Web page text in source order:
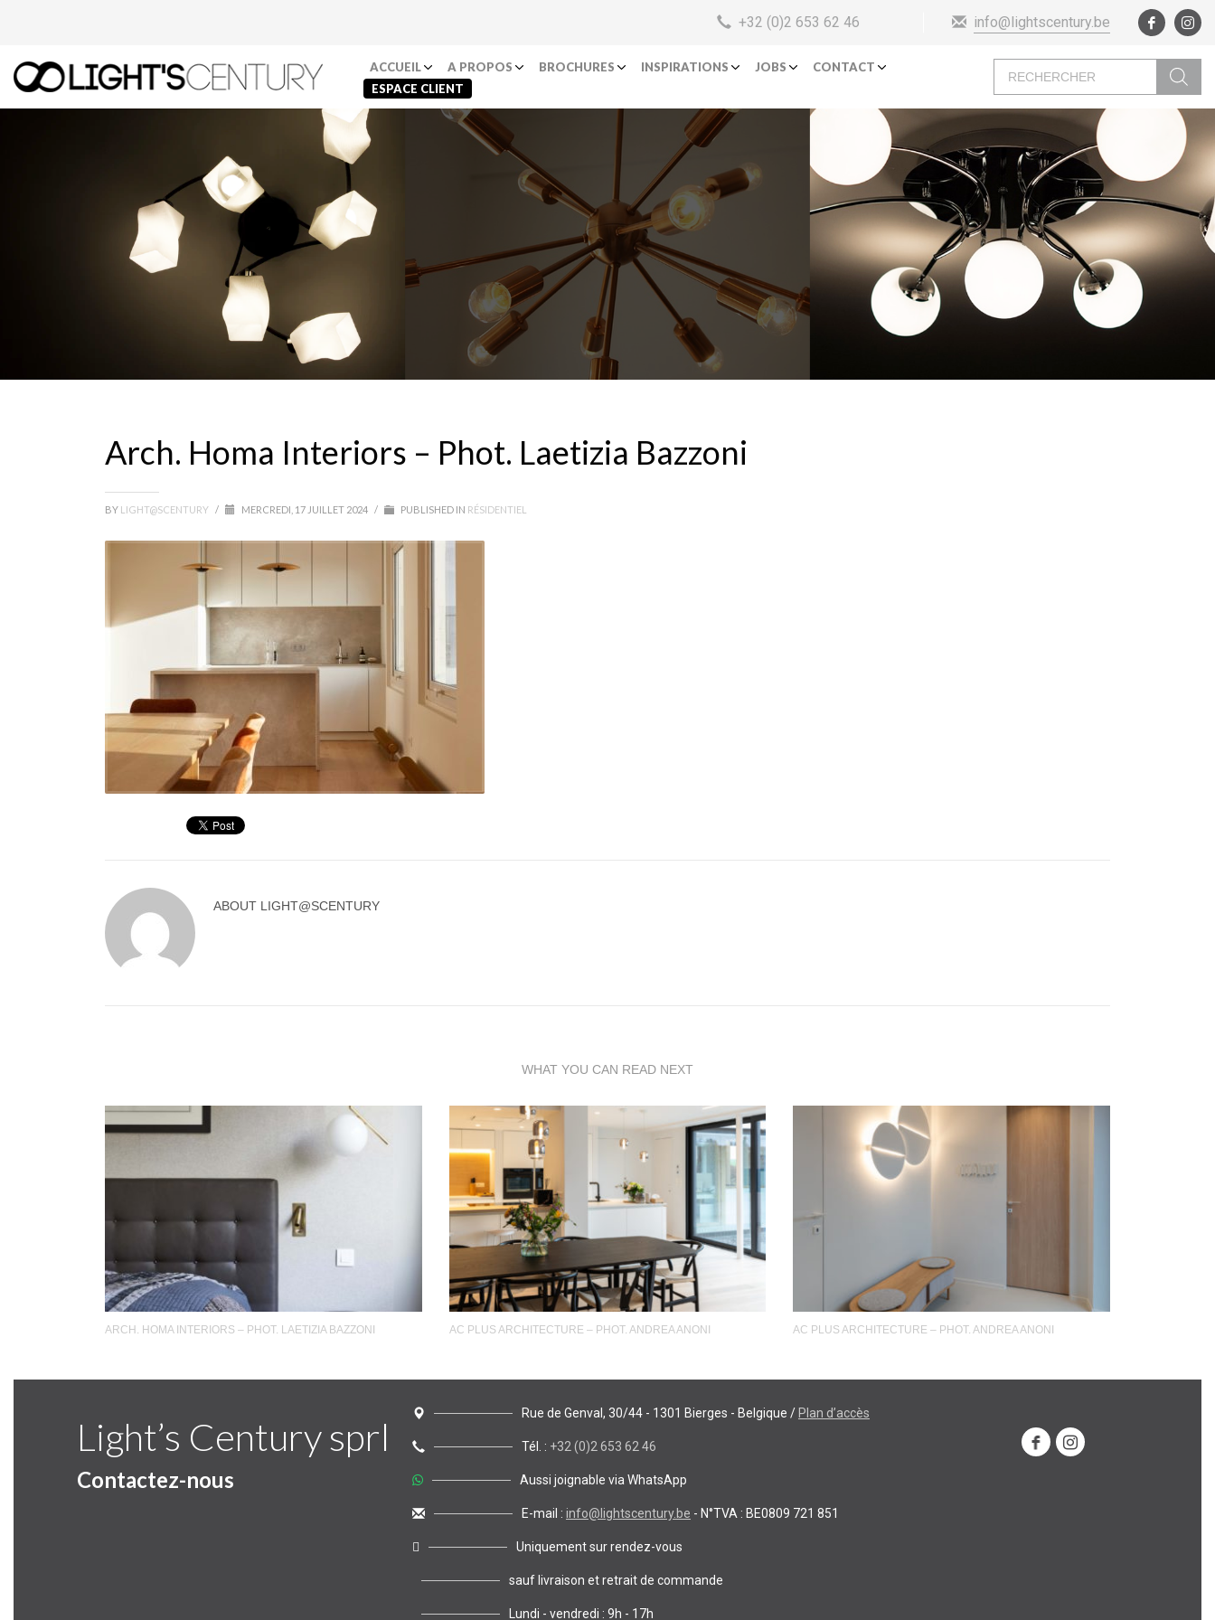
+32 (0)2 653 62 46 info@lightscentury.be
ACCUEIL A PROPOS BROCHURES INSPIRATIONS JOBS
CONTACT
ESPACE CLIENT
Recherche
de
produits
Arch. Homa Interiors – Phot. Laetizia Bazzoni
BY LIGHT@SCENTURY / MERCREDI, 17 JUILLET 2024 / PUBLISHED IN RÉSIDENTIEL
ABOUT LIGHT@SCENTURY
WHAT YOU CAN READ NEXT
ARCH. HOMA INTERIORS – PHOT. LAETIZIA BAZZONI AC PLUS ARCHITECTURE – PHOT. ANDREA ANONI AC PLUS ARCHITECTURE – PHOT. ANDREA ANONI
Light’s Century sprl
Contactez-nous
Rue de Genval, 30/44 - 1301 Bierges - Belgique / Plan d’accès
Tél. : +32 (0)2 653 62 46
Aussi joignable via WhatsApp
E-mail : info@lightscentury.be - N°TVA : BE0809 721 851
Uniquement sur rendez-vous
sauf livraison et retrait de commande
Lundi - vendredi : 9h - 17h